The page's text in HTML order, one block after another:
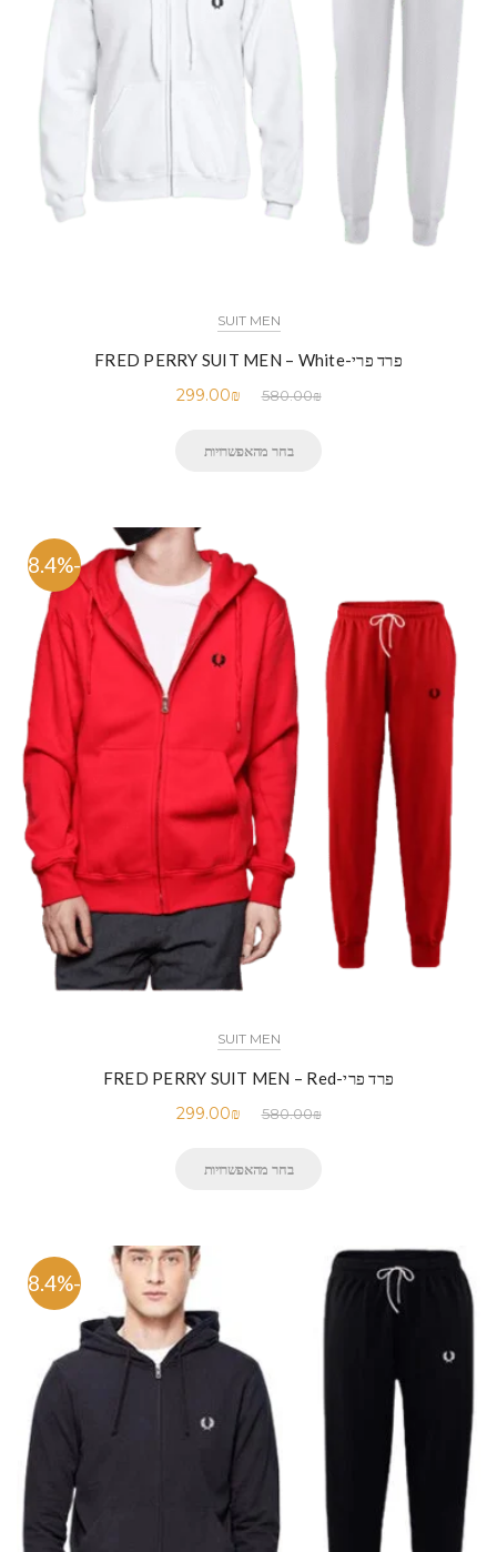
SUIT MEN
פרד פרי-FRED PERRY SUIT MEN – White
580.00₪
299.00₪
בחר מהאפשרויות
-48.4%
SUIT MEN
פרד פרי-FRED PERRY SUIT MEN – Red
580.00₪
299.00₪
בחר מהאפשרויות
-48.4%